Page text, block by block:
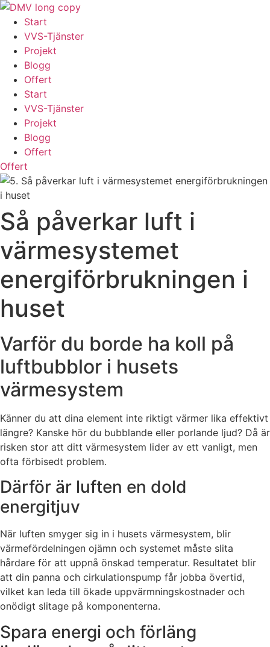
Skip
content
Start
VVS-Tjänster
Projekt
Blogg
Offert
Start
VVS-Tjänster
Projekt
Blogg
Offert
Offert
Så påverkar luft i
värmesystemet
energiförbrukningen i
huset
Varför du borde ha koll på
luftbubblor i husets
värmesystem
Känner du att dina element inte riktigt värmer lika effektivt
längre? Kanske hör du bubblande eller porlande ljud? Då är
risken stor att ditt värmesystem lider av ett vanligt, men
ofta förbisedt problem.
Därför är luften en dold
energitjuv
När luften smyger sig in i husets värmesystem, blir
värmefördelningen ojämn och systemet måste slita
hårdare för att uppnå önskad temperatur. Resultatet blir
att din panna och cirkulationspump får jobba övertid,
vilket kan leda till ökade uppvärmningskostnader och
onödigt slitage på komponenterna.
Spara energi och förläng